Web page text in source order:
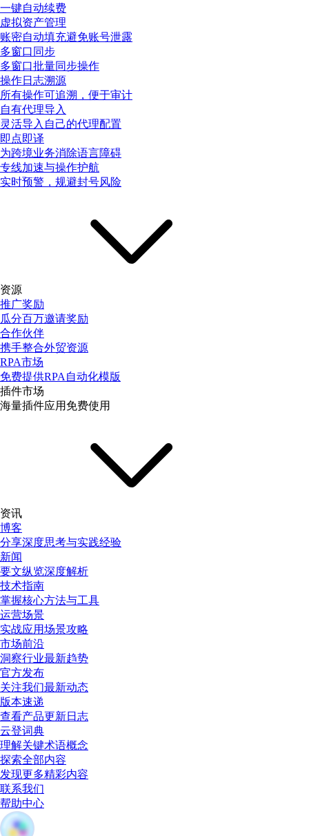
一键自动续费
虚拟资产管理
账密自动填充避免账号泄露
多窗口同步
多窗口批量同步操作
操作日志溯源
所有操作可追溯，便于审计
自有代理导入
灵活导入自己的代理配置
即点即译
为跨境业务消除语言障碍
专线加速与操作护航
实时预警，规避封号风险
资源
推广奖励
瓜分百万邀请奖励
合作伙伴
携手整合外贸资源
RPA市场
免费提供RPA自动化模版
插件市场
海量插件应用免费使用
资讯
博客
分享深度思考与实践经验
新闻
要文纵览深度解析
技术指南
掌握核心方法与工具
运营场景
实战应用场景攻略
市场前沿
洞察行业最新趋势
官方发布
关注我们最新动态
版本速递
查看产品更新日志
云登词典
理解关键术语概念
探索全部内容
发现更多精彩内容
联系我们
帮助中心